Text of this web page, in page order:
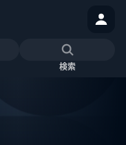
検索